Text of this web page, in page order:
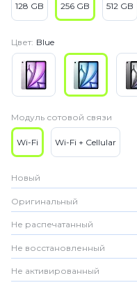
128 GB 256 GB 512 GB
Цвет: Blue
Модуль сотовой связи
Wi-Fi Wi-Fi + Cellular
Новый
Оригинальный
Не распечатанный
Не восстановленный
Не активированный